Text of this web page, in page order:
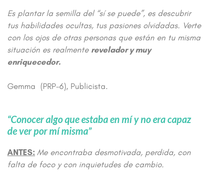
Es plantar la semilla del “sí se puede”, es descubrir
tus habilidades ocultas, tus pasiones olvidadas. Verte
con los ojos de otras personas que están en tu misma
situación es realmente revelador y muy
enriquecedor.
Gemma (PRP-6), Publicista.
“Conocer algo que estaba en mí y no era capaz
de ver por mí misma”
ANTES: Me encontraba desmotivada, perdida, con
falta de foco y con inquietudes de cambio.